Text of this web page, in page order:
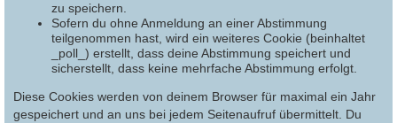
zu speichern.
Sofern du ohne Anmeldung an einer Abstimmung
teilgenommen hast, wird ein weiteres Cookie (beinhaltet
_poll_) erstellt, dass deine Abstimmung speichert und
sicherstellt, dass keine mehrfache Abstimmung erfolgt.
Diese Cookies werden von deinem Browser für maximal ein Jahr
gespeichert und an uns bei jedem Seitenaufruf übermittelt. Du